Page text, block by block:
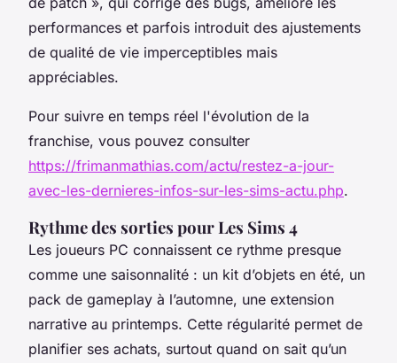
performances et parfois introduit des ajustements
de qualité de vie imperceptibles mais
appréciables.
Pour suivre en temps réel l'évolution de la
franchise, vous pouvez consulter
https://frimanmathias.com/actu/restez-a-jour-
avec-les-dernieres-infos-sur-les-sims-actu.php.
Rythme des sorties pour Les Sims 4
Les joueurs PC connaissent ce rythme presque
comme une saisonnalité : un kit d’objets en été, un
pack de gameplay à l’automne, une extension
narrative au printemps. Cette régularité permet de
planifier ses achats, surtout quand on sait qu’un